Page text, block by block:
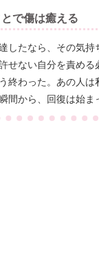
とで傷は癒える
したなら、その気持
せない自分を責める
終わった。あの人は
間から、回復は始ま